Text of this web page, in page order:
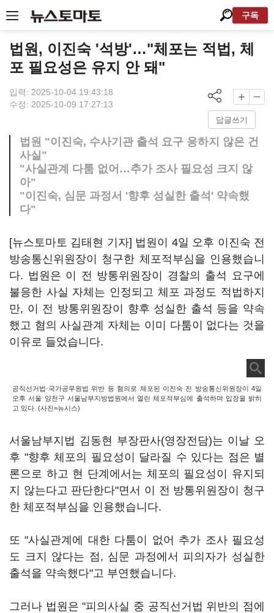
구독
법원, 이진숙 '석방'…"체포는 적법, 체
포 필요성은 유지 안 돼"
입력: 2025-10-04 19:43:18
수정: 2025-10-09 17:27:13
답글쓰기
법원 "이진숙, 수사기관 출석 요구 응하지 않은 건
사실"
"사실관계 다툼 없어…추가 조사 필요성 크지 않
아"
"이진숙, 심문 과정서 '향후 성실한 출석' 약속했
다"
[뉴스토마토 김태현 기자] 법원이 4일 오후 이진숙 전
방송통신위원장이 청구한 체포적부심을 인용했습니
다. 법원은 이 전 방통위원장이 경찰의 출석 요구에
불응한 사실 자체는 인정되고 체포 과정도 적법하지
만, 이 전 방통위원장이 향후 성실한 출석 등을 약속
했고 혐의 사실관계 자체는 이미 다툼이 없다는 것을
이유로 들었습니다.
공직선거법·국가공무원법 위반 등 혐의로 체포된 이진숙 전 방송통신위원장이 4일
오후 서울 양천구 서울남부지방법원에서 열린 체포적부심에 출석하며 입장을 밝히
고 있다. (사진=뉴시스)
서울남부지법 김동현 부장판사(영장전담)는 이날 오
후 "향후 체포의 필요성이 달라질 수 있다는 점은 별
론으로 하고 현 단계에서는 체포의 필요성이 유지되
지 않는다고 판단한다"면서 이 전 방통위원장이 청구
한 체포적부심을 인용했습니다.
또 "사실관계에 대한 다툼이 없어 추가 조사 필요성
도 크지 않다는 점, 심문 과정에서 피의자가 성실한
출석을 약속했다"고 부연했습니다.
그러나 법원은 "피의사실 중 공직선거법 위반의 점에